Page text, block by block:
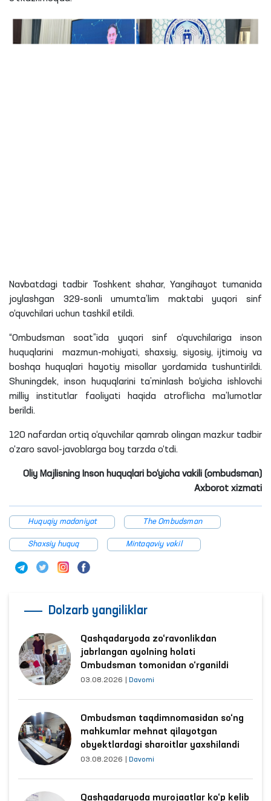
Navbatdagi tadbir Toshkent shahar, Yangihayot tumanida
joylashgan 329-sonli umumta’lim maktabi yuqori sinf
o‘quvchilari uchun tashkil etildi.
“Ombudsman soat”ida yuqori sinf o‘quvchilariga inson
huquqlarini mazmun-mohiyati, shaxsiy, siyosiy, ijtimoiy va
boshqa huquqlari hayotiy misollar yordamida tushuntirildi.
Shuningdek, inson huquqlarini ta’minlash bo‘yicha ishlovchi
milliy institutlar faoliyati haqida atroflicha ma’lumotlar
berildi.
120 nafardan ortiq o‘quvchilar qamrab olingan mazkur tadbir
o‘zaro savol-javoblarga boy tarzda o‘tdi.
Oliy Majlisning Inson huquqlari bo‘yicha vakili (ombudsman)
Axborot xizmati
Huquqiy madaniyat The Ombudsman
Shaxsiy huquq Mintaqaviy vakil
Dolzarb yangiliklar
Qashqadaryoda zo‘ravonlikdan
jabrlangan ayolning holati
Ombudsman tomonidan o‘rganildi
03.08.2026 Davomi
Ombudsman taqdimnomasidan so‘ng
mahkumlar mehnat qilayotgan
obyektlardagi sharoitlar yaxshilandi
03.08.2026 Davomi
Qashqadaryoda murojaatlar ko‘p kelib